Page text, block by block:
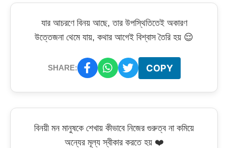
যার আচরণে বিনয় আছে, তার উপস্থিতিতেই অকারণ
উত্তেজনা থেমে যায়, কথার আগেই বিশ্বাস তৈরি হয় 😌
SHARE: COPY
বিনয়ী মন মানুষকে শেখায় কীভাবে নিজের গুরুত্ব না কমিয়ে
অন্যের মূল্য স্বীকার করতে হয় ❤️